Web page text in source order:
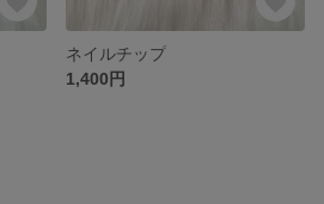
ネイルチップ
1,400円